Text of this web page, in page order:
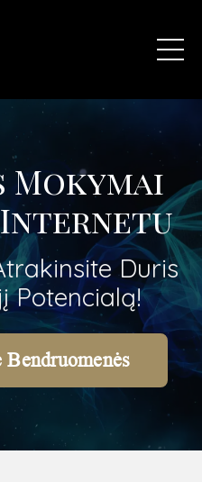
Mokymai
Duris
Potencialą!